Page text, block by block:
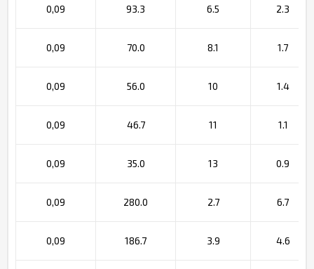
0,09 93.3 6.5 2.3
0,09 70.0 8.1 1.7
0,09 56.0 10 1.4
0,09 46.7 11 1.1
0,09 35.0 13 0.9
0,09 280.0 2.7 6.7
0,09 186.7 3.9 4.6